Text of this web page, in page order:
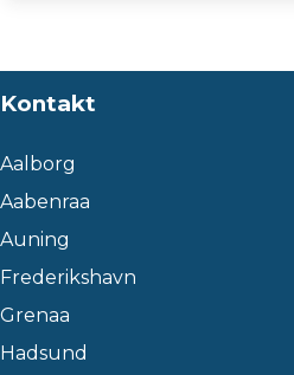
Kontakt
Aalborg
Aabenraa
Auning
Frederikshavn
Grenaa
Hadsund